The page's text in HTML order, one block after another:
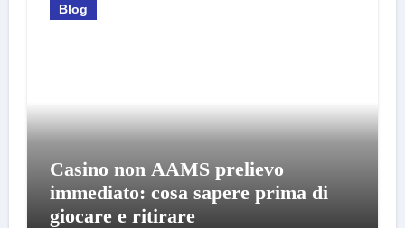
Blog
Casino non AAMS prelievo
immediato: cosa sapere prima di
giocare e ritirare